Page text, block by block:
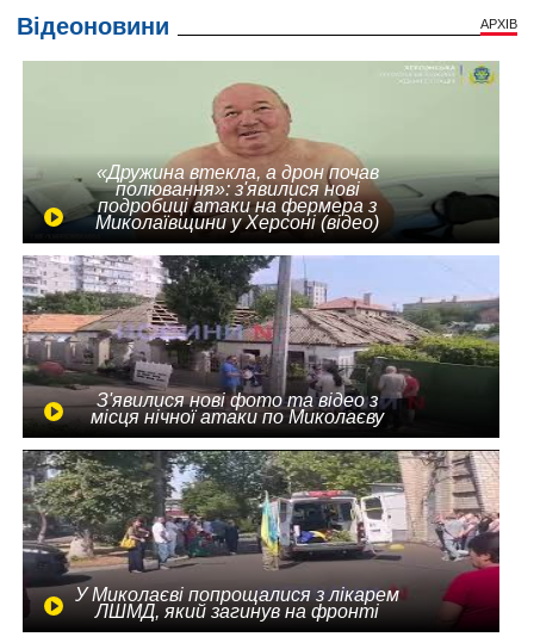
Відеоновини АРХІВ
«Дружина втекла, а дрон почав
полювання»: з'явилися нові
подробиці атаки на фермера з
Миколаївщини у Херсоні (відео)
З'явилися нові фото та відео з
місця нічної атаки по Миколаєву
У Миколаєві попрощалися з лікарем
ЛШМД, який загинув на фронті